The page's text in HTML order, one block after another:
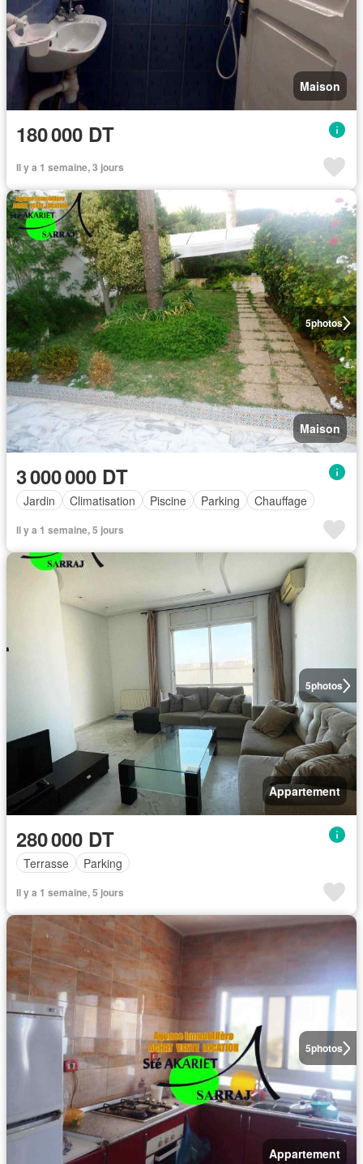
Maison
180 000 DT
Il y a 1 semaine, 3 jours
5photos
Maison
3 000 000 DT
Jardin Climatisation Piscine Parking Chauffage
Il y a 1 semaine, 5 jours
5photos
Appartement
280 000 DT
Terrasse Parking
Il y a 1 semaine, 5 jours
5photos
Appartement